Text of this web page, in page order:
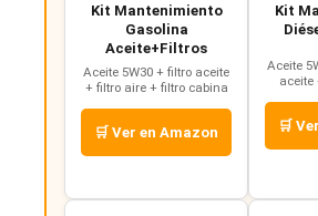
Kit Mantenimiento
Gasolina
Aceite+Filtros
Aceite 5W30 + filtro aceite
+ filtro aire + filtro cabina
🛒 Ver en Amazon
Kit
Aceite
🛒